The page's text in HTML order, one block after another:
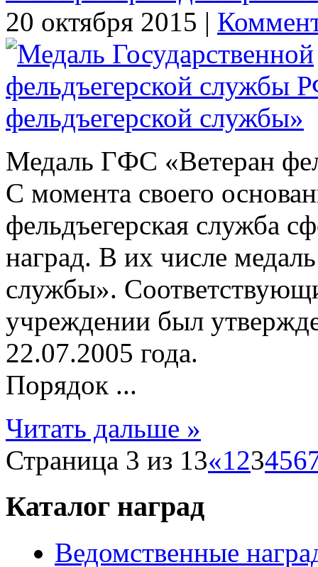
20 октября 2015 |
Медаль ГФС «Ветеран
С момента своего
фельдъегерская служба
наград. В их числе
службы».
учреждении был
22.07.2005 года.
Порядок ...
Читать дальше »
Страница 3 из 13«123456
Каталог наград
Ведомственные